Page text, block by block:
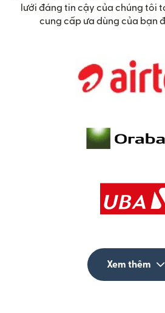
lưới đáng tin cậy của chúng tôi
cung cấp ưa dùng của bạn
Xem thêm